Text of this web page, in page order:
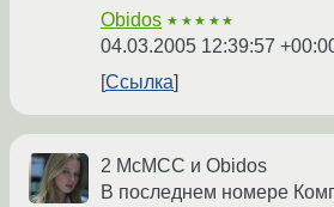
Obidos ★★★★★
04.03.2005 12:39:57
Ссылка
2 McMCC и Obidos
В последнем номере